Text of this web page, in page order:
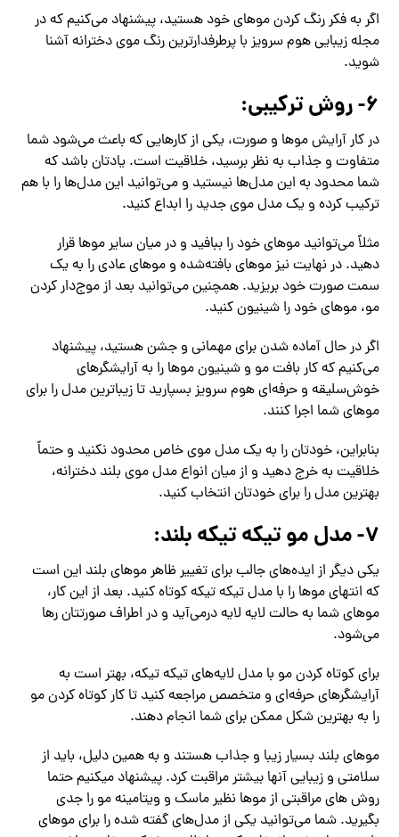
اگر به فکر رنگ کردن موهای خود هستید، پیشنهاد می‌کنیم که در
مجله زیبایی هوم سرویز با پرطرفدارترین رنگ موی دخترانه آشنا
شوید.
۶- روش ترکیبی:
در کار آرایش موها و صورت، یکی از کارهایی که باعث می‌شود شما
متفاوت و جذاب به نظر برسید، خلاقیت است. یادتان باشد که
شما محدود به این مدل‌ها نیستید و می‌توانید این مدل‌ها را با هم
ترکیب کرده و یک مدل موی جدید را ابداع کنید.
مثلاً می‌توانید موهای خود را ببافید و در میان سایر موها قرار
دهید. در نهایت نیز موهای بافته‌شده و موهای عادی را به یک
سمت صورت خود بریزید. همچنین می‌توانید بعد از موج‌دار کردن
مو، موهای خود را شینیون کنید.
اگر در حال آماده شدن برای مهمانی و جشن هستید، پیشنهاد
می‌کنیم که کار بافت مو و شینیون موها را به آرایشگرهای
خوش‌سلیقه و حرفه‌ای هوم سرویز بسپارید تا زیباترین مدل را برای
موهای شما اجرا کنند.
بنابراین، خودتان را به یک مدل موی خاص محدود نکنید و حتماً
خلاقیت به خرج دهید و از میان انواع مدل موی بلند دخترانه،
بهترین مدل را برای خودتان انتخاب کنید.
۷- مدل مو تیکه تیکه بلند:
یکی دیگر از ایده‌های جالب برای تغییر ظاهر موهای بلند این است
که انتهای موها را با مدل تیکه تیکه کوتاه کنید. بعد از این کار،
موهای شما به حالت لایه‌ لایه درمی‌آید و در اطراف صورتتان رها
می‌شود.
برای کوتاه کردن مو با مدل لایه‌های تیکه تیکه، بهتر است به
آرایشگرهای حرفه‌ای و متخصص مراجعه کنید تا کار کوتاه کردن مو
را به بهترین شکل ممکن برای شما انجام دهند.
موهای بلند بسیار زیبا و جذاب هستند و به همین دلیل، باید از
سلامتی و زیبایی آنها بیشتر مراقبت کرد. پیشنهاد میکنیم حتما
روش های مراقبتی از موها نظیر ماسک و ویتامینه مو را جدی
بگیرید. شما می‌توانید یکی از مدل‌های گفته شده را برای موهای